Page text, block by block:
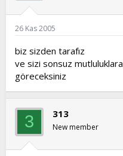
26 Kas 2005
biz sizden tarafız
ve sizi sonsuz mutluluklara
göreceksiniz
3 313
New member